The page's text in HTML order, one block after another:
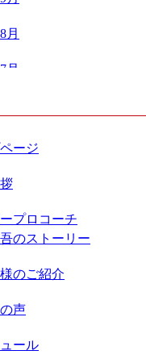
月
月
月
月
月
月
月
月
月
ージ
プロコーチ
のストーリー
のご紹介
声
ール